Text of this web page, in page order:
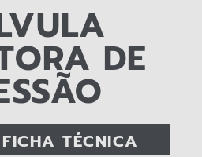
DE
TÉCNICA